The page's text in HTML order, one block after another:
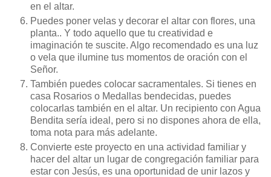
en el altar.
Puedes poner velas y decorar el altar con flores, una
planta.. Y todo aquello que tu creatividad e
imaginación te suscite. Algo recomendado es una luz
o vela que ilumine tus momentos de oración con el
Señor.
También puedes colocar sacramentales. Si tienes en
casa Rosarios o Medallas bendecidas, puedes
colocarlas también en el altar. Un recipiento con Agua
Bendita sería ideal, pero si no dispones ahora de ella,
toma nota para más adelante.
Convierte este proyecto en una actividad familiar y
hacer del altar un lugar de congregación familiar para
estar con Jesús, es una oportunidad de unir lazos y